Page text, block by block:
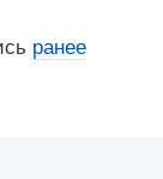
ранее